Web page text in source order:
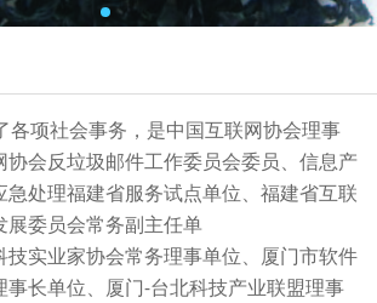
各项社会事务，是中国互联网协会理事
协会反垃圾邮件工作委员会委员、信息产
急处理福建省服务试点单位、福建省互联
展委员会常务副主任单
技实业家协会常务理事单位、厦门市软件
事长单位、厦门-台北科技产业联盟理事